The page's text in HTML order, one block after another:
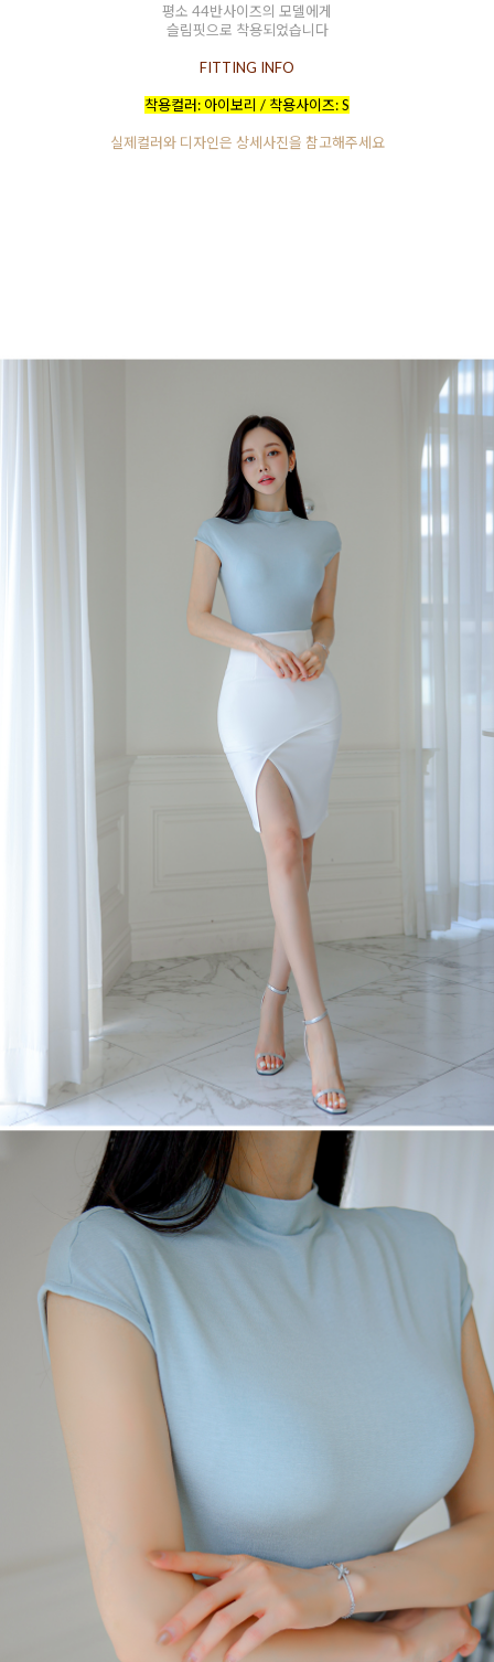
평소 44반사이즈의 모델에게
슬림핏으로 착용되었습니다
FITTING INFO
착용컬러: 아이보리 / 착용사이즈: S
실제컬러와 디자인은 상세사진을 참고해주세요